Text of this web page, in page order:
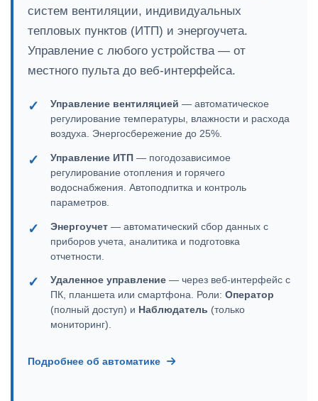
систем вентиляции, индивидуальных
тепловых пунктов (ИТП) и энергоучета.
Управление с любого устройства — от
местного пульта до веб-интерфейса.
Управление вентиляцией — автоматическое
регулирование температуры, влажности и расхода
воздуха. Энергосбережение до 25%.
Управление ИТП — погодозависимое
регулирование отопления и горячего
водоснабжения. Автоподпитка и контроль
параметров.
Энергоучет — автоматический сбор данных с
приборов учета, аналитика и подготовка
отчетности.
Удаленное управление — через веб-интерфейс с
ПК, планшета или смартфона. Роли: Оператор
(полный доступ) и Наблюдатель (только
мониторинг).
Подробнее об автоматике